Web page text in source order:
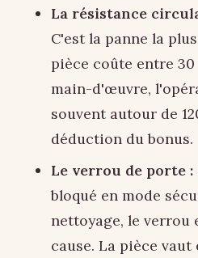
La résistance
C'est la panne la
pièce coûte entre
main-d'œuvre,
souvent autour de
déduction du bonus.
Le verrou de porte :
bloqué en mode
nettoyage, le verrou
cause. La pièce